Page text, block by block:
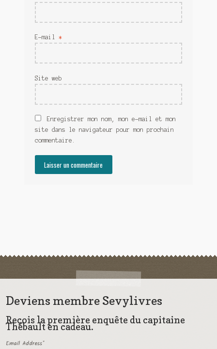
E-mail *
Site web
Enregistrer mon nom, mon e-mail et mon
site dans le navigateur pour mon prochain
commentaire.
Deviens membre Sevylivres
Reçois la première enquête du capitaine
Thébault en cadeau.
Email Address*